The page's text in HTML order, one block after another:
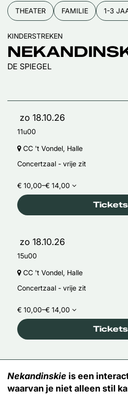
THEATER FAMILIE 1-3
DE SPIEGEL
KINDERSTREKEN
zo 18.10.26
11u00
CC 't Vondel, Halle
Concertzaal - vrije zit
€ 10,00–€ 14,00
Tickets
zo 18.10.26
15u00
CC 't Vondel, Halle
Concertzaal - vrije zit
€ 10,00–€ 14,00
Tickets
Nekandinskie is een
waarvan je niet alleen stil